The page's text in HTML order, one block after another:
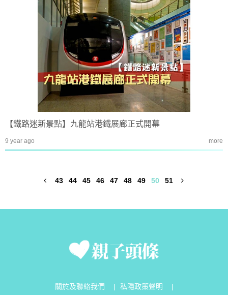
【鐵路迷新景點】九龍站港鐵展廊正式開幕
9 year ago more
43 44 45 46 47 48 49 50 51
關於及聯絡我們 私隱政策聲明